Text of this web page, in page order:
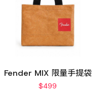
Fender MIX 限量手提袋
$499